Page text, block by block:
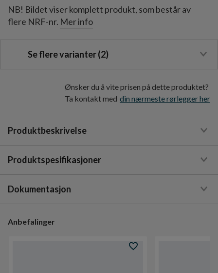
NB! Bildet viser komplett produkt, som består av
flere NRF-nr. Mer info
Se flere varianter (2)
Ønsker du å vite prisen på dette produktet?
Ta kontakt med din nærmeste rørlegger her
Produktbeskrivelse
Produktspesifikasjoner
Dokumentasjon
Anbefalinger